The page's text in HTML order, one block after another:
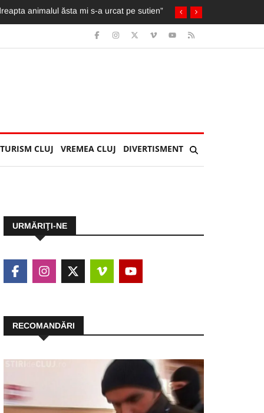
ia foc. Imagini greu de privit
TURISM CLUJ VREMEA CLUJ DIVERTISMENT
URMĂRIŢI-NE
RECOMANDĂRI